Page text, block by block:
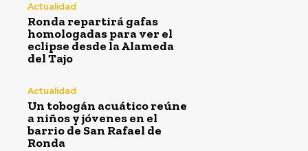
Actualidad
Ronda repartirá gafas
homologadas para ver el
eclipse desde la Alameda
del Tajo
Actualidad
Un tobogán acuático reúne
a niños y jóvenes en el
barrio de San Rafael de
Ronda